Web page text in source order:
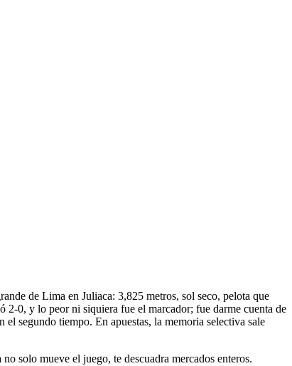
de Lima en Juliaca: 3,825 metros, sol seco, pelota que
2-0, y lo peor ni siquiera fue el marcador; fue darme cuenta de
segundo tiempo. En apuestas, la memoria selectiva sale
solo mueve el juego, te descuadra mercados enteros.